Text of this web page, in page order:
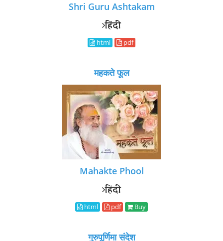
Shri Guru Ashtakam
हिंदी
html pdf
महकते फूल
Mahakte Phool
हिंदी
html pdf Buy
गुरुपूर्णिमा संदेश